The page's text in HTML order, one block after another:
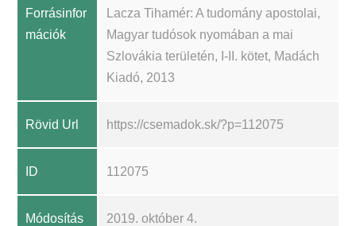
Forrásinfor
mációk
Lacza Tihamér: A tudomány apostolai,
Magyar tudósok nyomában a mai
Szlovákia területén, I-II. kötet, Madách
Kiadó, 2013
Rövid Url https://csemadok.sk/?p=112075
ID 112075
Módosítás
2019. október 4.